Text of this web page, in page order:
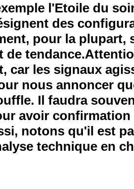
l'Etoile du
des
pour la plupart,
de
car les signaux
nous annoncer
Il faudra
avoir
notons qu'il est
technique en